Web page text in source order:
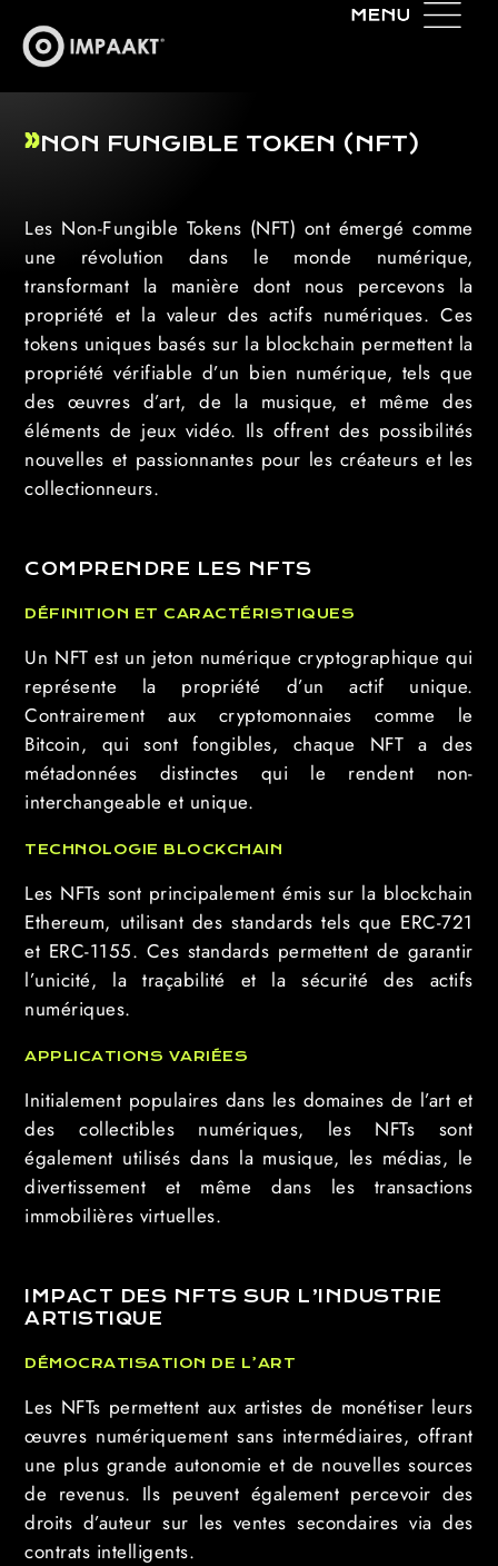
NON FUNGIBLE TOKEN (NFT)
Les Non-Fungible Tokens (NFT) ont émergé comme
une révolution dans le monde numérique,
transformant la manière dont nous percevons la
propriété et la valeur des actifs numériques. Ces
tokens uniques basés sur la blockchain permettent la
propriété vérifiable d’un bien numérique, tels que
des œuvres d’art, de la musique, et même des
éléments de jeux vidéo. Ils offrent des possibilités
nouvelles et passionnantes pour les créateurs et les
collectionneurs.
COMPRENDRE LES NFTS
DÉFINITION ET CARACTÉRISTIQUES
Un NFT est un jeton numérique cryptographique qui
représente la propriété d’un actif unique.
Contrairement aux cryptomonnaies comme le
Bitcoin, qui sont fongibles, chaque NFT a des
métadonnées distinctes qui le rendent non-
interchangeable et unique.
TECHNOLOGIE BLOCKCHAIN
Les NFTs sont principalement émis sur la blockchain
Ethereum, utilisant des standards tels que ERC-721
et ERC-1155. Ces standards permettent de garantir
l’unicité, la traçabilité et la sécurité des actifs
numériques.
APPLICATIONS VARIÉES
Initialement populaires dans les domaines de l’art et
des collectibles numériques, les NFTs sont
également utilisés dans la musique, les médias, le
divertissement et même dans les transactions
immobilières virtuelles.
IMPACT DES NFTS SUR L’INDUSTRIE
ARTISTIQUE
DÉMOCRATISATION DE L’ART
Les NFTs permettent aux artistes de monétiser leurs
œuvres numériquement sans intermédiaires, offrant
une plus grande autonomie et de nouvelles sources
de revenus. Ils peuvent également percevoir des
droits d’auteur sur les ventes secondaires via des
contrats intelligents.